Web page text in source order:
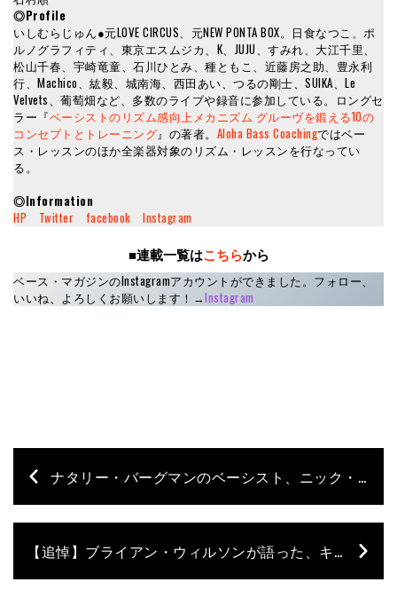
◎Profile
いしむらじゅん●元LOVE CIRCUS、元NEW PONTA BOX。日食なつこ、ポ
ルノグラフィティ、東京エスムジカ、K、JUJU、すみれ、大江千里、
松山千春、宇崎竜童、石川ひとみ、種ともこ、近藤房之助、豊永利
行、Machico、紘毅、城南海、西田あい、つるの剛士、SUIKA、Le
Velvets、葡萄畑など、多数のライブや録音に参加している。ロングセ
ラー『ベーシストのリズム感向上メカニズム グルーヴを鍛える10の
コンセプトとトレーニング』の著者。 Aloha Bass Coachingではベー
ス・レッスンのほか全楽器対象のリズム・レッスンを行なってい
る。
◎Information
HP
Twitter facebook Instagram
■連載一覧はこちらから
ベース・マガジンのInstagramアカウントができました。フォロー、
いいね、よろしくお願いします！→Instagram
ナタリー・バーグマンのベーシスト、ニック・モヴションに注目！【鳥居真道の“新譜とリズムのはなし”】第4回
【追悼】ブライアン・ウィルソンが語った、キャロル・ケイとのベース録音【BM Throwback】